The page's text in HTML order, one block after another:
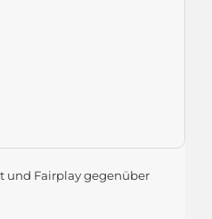
und Fairplay gegenüber